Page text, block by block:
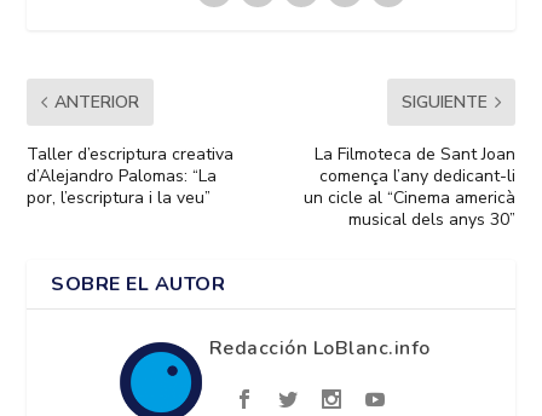
ANTERIOR
Taller d’escriptura creativa
d’Alejandro Palomas: “La
por, l’escriptura i la veu”
SIGUIENTE
La Filmoteca de Sant Joan
comença l’any dedicant-li
un cicle al “Cinema americà
musical dels anys 30”
SOBRE EL AUTOR
Redacción LoBlanc.info